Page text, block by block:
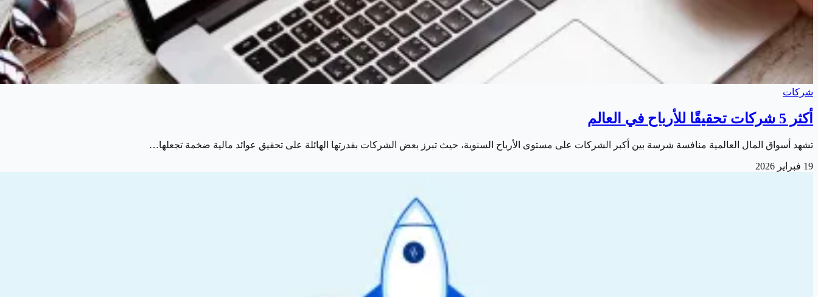
شركات
أكثر 5 شركات تحقيقًا للأرباح في العالم
تشهد أسواق المال العالمية منافسة شرسة بين أكبر الشركات على مستوى الأرباح السنوية، حيث تبرز بعض الشركات بقدرتها الهائلة على تحقيق عوائد مالية ضخمة تجعلها…
19 فبراير 2026